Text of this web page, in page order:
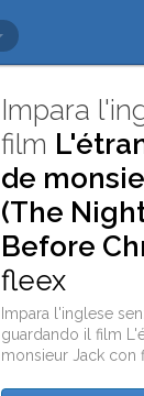
Impara
film
de
(The
Before
fleex
Impara l'inglese
guardando il film
monsieur Jack con